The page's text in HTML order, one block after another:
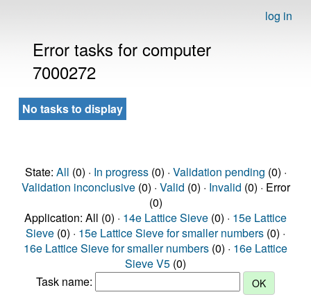
log in
Error tasks for computer
7000272
No tasks to display
State: All (0) · In progress(0) · Validation pending (0) ·
Validation inconclusive(0) · Valid (0) · Invalid (0) · Error
(0)
Application: All (0) · 14e Lattice Sieve (0) · 15e Lattice
Sieve (0) · 15e Lattice Sieve for smaller numbers (0) ·
16e Lattice Sieve for smaller numbers (0) · 16e Lattice
Sieve V5 (0)
Task name: